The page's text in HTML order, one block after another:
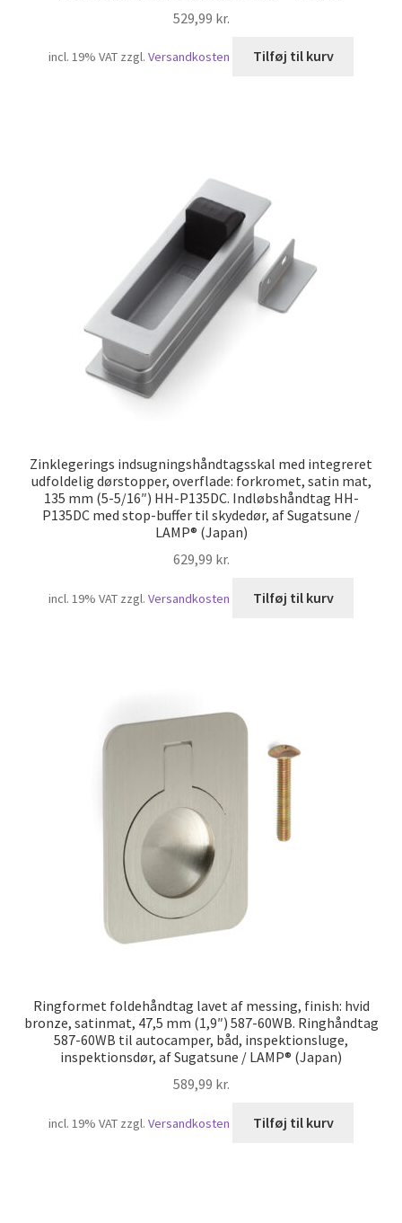
529,99 kr.
incl. 19% VAT zzgl. Versandkosten Tilføj til kurv
Zinklegerings indsugningshåndtagsskal med integreret
udfoldelig dørstopper, overflade: forkromet, satin mat,
135 mm (5-5/16″) HH-P135DC. Indløbshåndtag HH-
P135DC med stop-buffer til skydedør, af Sugatsune /
LAMP® (Japan)
629,99 kr.
incl. 19% VAT zzgl. Versandkosten Tilføj til kurv
Ringformet foldehåndtag lavet af messing, finish: hvid
bronze, satinmat, 47,5 mm (1,9″) 587-60WB. Ringhåndtag
587-60WB til autocamper, båd, inspektionsluge,
inspektionsdør, af Sugatsune / LAMP® (Japan)
589,99 kr.
incl. 19% VAT zzgl. Versandkosten Tilføj til kurv